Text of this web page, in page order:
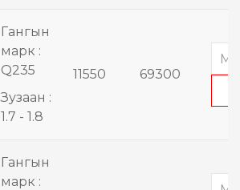
Гангын
марк :
Q235
Зузаан :
1.7 - 1.8
11550 69300
Гангын
марк :